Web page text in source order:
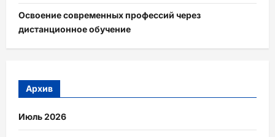
Освоение современных профессий через
дистанционное обучение
Архив
Июль 2026